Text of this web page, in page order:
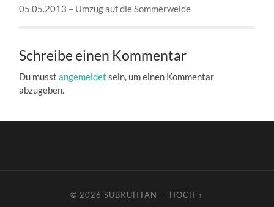
05.05.2013 – Umzug auf die Sommerweide
Schreibe einen Kommentar
Du musstangemeldet sein, um einen Kommentar
abzugeben.
© 2026SUBKUHTAN — HOCH ↑